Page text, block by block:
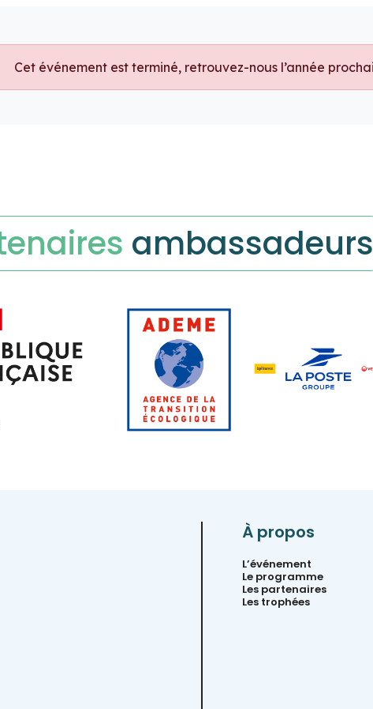
ambassadeurs
À propos
L’événement
Le programme
Les partenaires
Les trophées